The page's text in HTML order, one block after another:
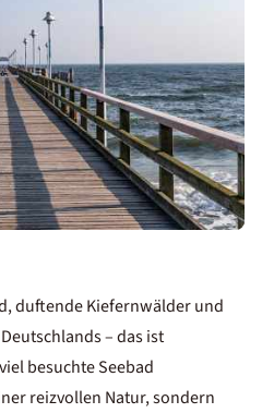
duftende Kiefernwälder und
– das ist
besuchte Seebad
reizvollen Natur, sondern